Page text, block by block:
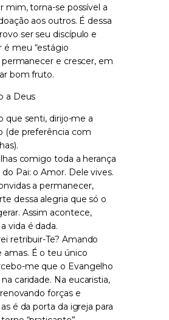
mim, torna-se possível a
aos outros. É dessa
ser seu discípulo e
é meu “estágio
permanecer e crescer, em
bom fruto.
a Deus
que senti, dirijo-me a
(de preferência com
comigo toda a herança
Pai: o Amor. Dele vives.
a permanecer,
dessa alegria que só o
Assim acontece,
vida é dada.
retribuir-Te? Amando
amas. É o teu único
me que o Evangelho
caridade. Na eucaristia,
forças e
é da porta da igreja para